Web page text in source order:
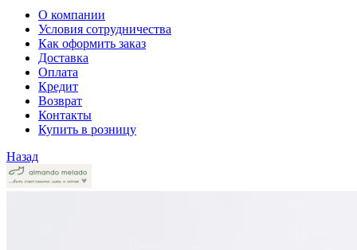
О компании
Условия сотрудничества
Как оформить заказ
Доставка
Оплата
Кредит
Возврат
Контакты
Купить в розницу
Назад